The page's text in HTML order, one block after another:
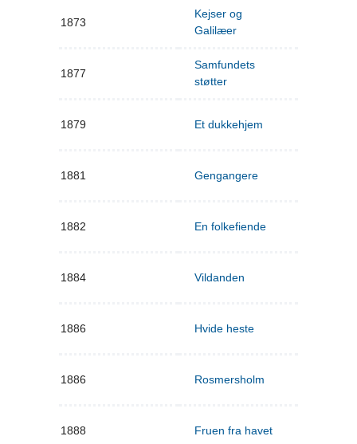
1873
Kejser og
Galilæer
1877
Samfundets
støtter
1879 Et dukkehjem
1881 Gengangere
1882 En folkefiende
1884 Vildanden
1886 Hvide heste
1886 Rosmersholm
1888 Fruen fra havet